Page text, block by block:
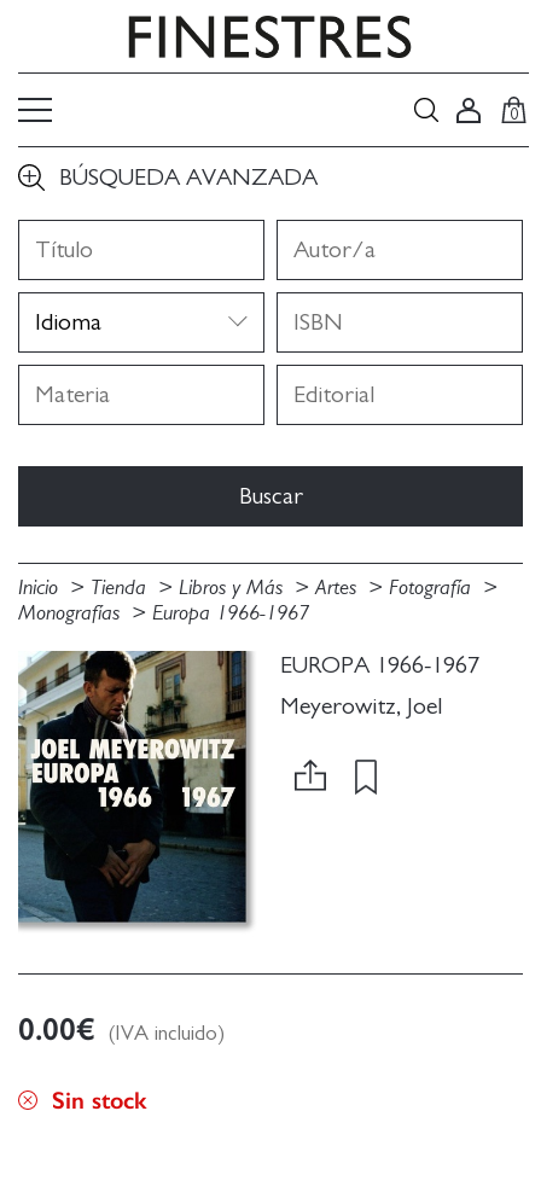
0
BÚSQUEDA AVANZADA
Inicio Tienda Libros y Más Artes
Fotografía
Monografías
Europa 1966-1967
EUROPA 1966-1967
Meyerowitz, Joel
0.00€ (IVA incluido)
Sin stock